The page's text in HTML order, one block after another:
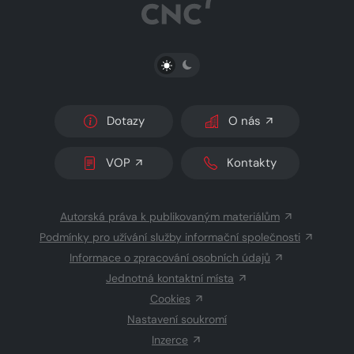
PŘEPNOUT SVĚTLÝ/TMAVÝ REŽIM
Dotazy O nás
VOP Kontakty
Autorská práva k publikovaným materiálům
Podmínky pro užívání služby informační společnosti
Informace o zpracování osobních údajů
Jednotná kontaktní místa
Cookies
Nastavení soukromí
Inzerce